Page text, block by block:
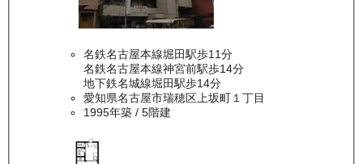
名鉄名古屋本線堀田駅歩11分
名鉄名古屋本線神宮前駅歩14分
地下鉄名城線堀田駅歩14分
愛知県名古屋市瑞穂区上坂町１丁目
1995年築/ 5階建